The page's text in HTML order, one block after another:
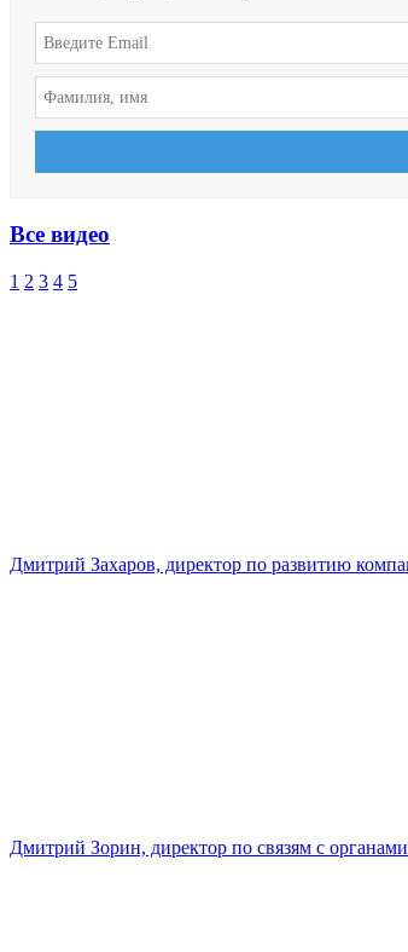
Все видео
1 2 3 4 5
Дмитрий Захаров, директор по развитию
Дмитрий Зорин, директор по связям с